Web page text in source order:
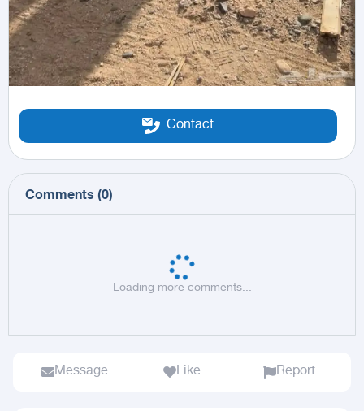
Contact
Comments (0)
Loading more comments...
Message Like Report